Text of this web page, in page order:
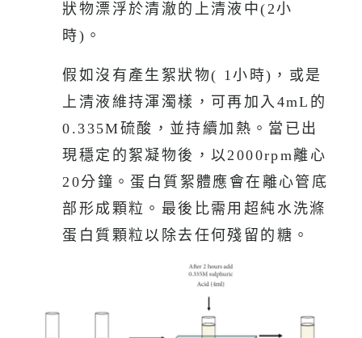
狀物漂浮於清澈的上清液中(2小
時)。
假如沒有產生絮狀物( 1小時)，或是
上清液維持渾濁樣，可再加入4mL的
0.335M硫酸，並持續加熱。當已出
現穩定的絮凝物後，以2000rpm離心
20分鐘。蛋白質絮體應會在離心管底
部形成顆粒。最後比需用超純水洗滌
蛋白質顆粒以除去任何殘留的糖。